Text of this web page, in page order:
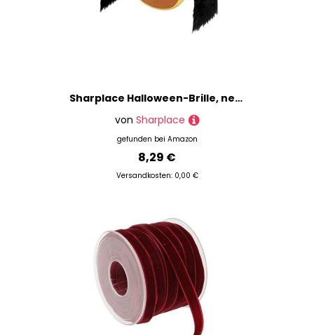
Sharplace Halloween-Brille, neuartige Foto-Requisiten für den Abschlussball, Valentinstag, Halloween, Urlaub
von Sharplace
gefunden bei Amazon
8,29 €
Versandkosten: 0,00 €